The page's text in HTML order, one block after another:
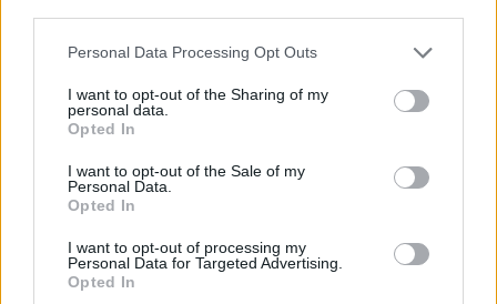
Personal Data Processing Opt Outs
I want to opt-out of the Sharing of my
personal data.
Opted In
I want to opt-out of the Sale of my
Personal Data.
Opted In
I want to opt-out of processing my
Personal Data for Targeted Advertising.
Opted In
Στο πλευρό της ο Ανδρέας Βούλγαρης